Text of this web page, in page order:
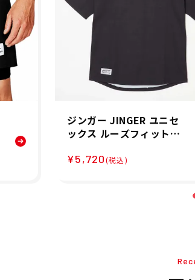
ジンガー JINGER ユニセ
ックス ルーズフィットド
ツ J-1053-BLK 26SU
¥5,720(税込)